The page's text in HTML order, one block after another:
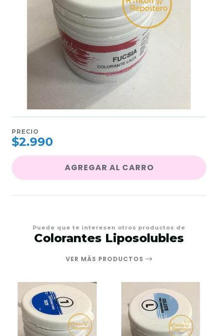
PRECIO
$2.990
AGREGAR AL CARRO
Puede que te interesen otros productos de
Colorantes Liposolubles
VER MÁS PRODUCTOS